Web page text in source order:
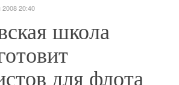
20:40
школа
для флота